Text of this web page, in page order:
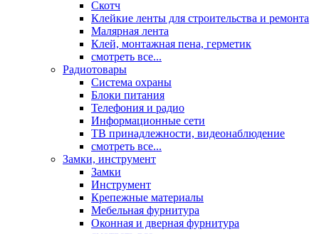
Скотч
Клейкие ленты для строительства и ремонта
Малярная лента
Клей, монтажная пена, герметик
смотреть все...
Радиотовары
Система охраны
Блоки питания
Телефония и радио
Информационные сети
ТВ принадлежности, видеонаблюдение
смотреть все...
Замки, инструмент
Замки
Инструмент
Крепежные материалы
Мебельная фурнитура
Оконная и дверная фурнитура